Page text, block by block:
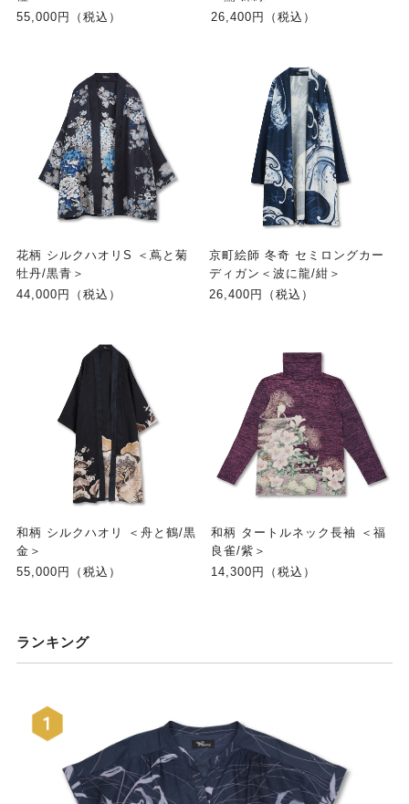
55,000円（税込）
26,400円（税込）
花柄 シルクハオリS ＜蔦と菊
牡丹/黒青＞
44,000円（税込）
京町絵師 冬奇 セミロングカー
ディガン＜波に龍/紺＞
26,400円（税込）
和柄 シルクハオリ ＜舟と鶴/黒
金＞
55,000円（税込）
和柄 タートルネック長袖 ＜福
良雀/紫＞
14,300円（税込）
ランキング